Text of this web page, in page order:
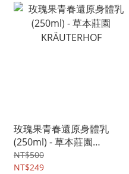
玫瑰果青春還原身體乳
(250ml) - 草本莊園
KRÄUTERHOF
NT$500
NT$249